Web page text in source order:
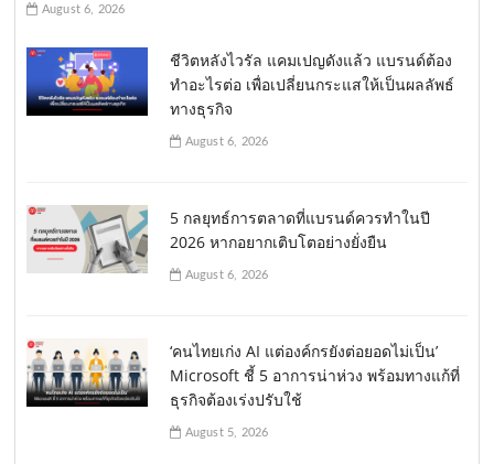
August 6, 2026
ชีวิตหลังไวรัล แคมเปญดังแล้ว แบรนด์ต้อง
ทำอะไรต่อ เพื่อเปลี่ยนกระแสให้เป็นผลลัพธ์
ทางธุรกิจ
August 6, 2026
5 กลยุทธ์การตลาดที่แบรนด์ควรทำในปี
2026 หากอยากเติบโตอย่างยั่งยืน
August 6, 2026
‘คนไทยเก่ง AI แต่องค์กรยังต่อยอดไม่เป็น’
Microsoft ชี้ 5 อาการน่าห่วง พร้อมทางแก้ที่
ธุรกิจต้องเร่งปรับใช้
August 5, 2026